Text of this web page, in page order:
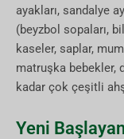
ayakları, sandalye
(beyzbol sopaları,
kaseler, saplar,
matruşka bebekler,
kadar çok çeşitli
Yeni